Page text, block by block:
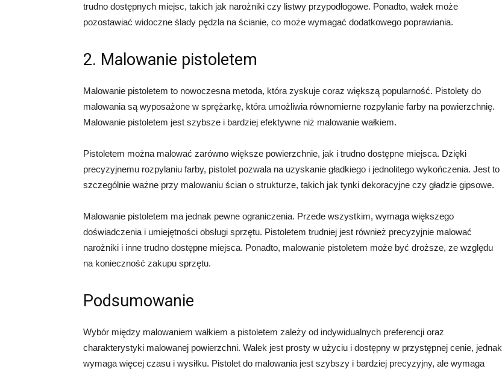
trudno dostępnych miejsc, takich jak narożniki czy listwy przypodłogowe. Ponadto, wałek może
pozostawiać widoczne ślady pędzla na ścianie, co może wymagać dodatkowego poprawiania.
2. Malowanie pistoletem
Malowanie pistoletem to nowoczesna metoda, która zyskuje coraz większą popularność. Pistolety do
malowania są wyposażone w sprężarkę, która umożliwia równomierne rozpylanie farby na powierzchnię.
Malowanie pistoletem jest szybsze i bardziej efektywne niż malowanie wałkiem.
Pistoletem można malować zarówno większe powierzchnie, jak i trudno dostępne miejsca. Dzięki
precyzyjnemu rozpylaniu farby, pistolet pozwala na uzyskanie gładkiego i jednolitego wykończenia. Jest to
szczególnie ważne przy malowaniu ścian o strukturze, takich jak tynki dekoracyjne czy gładzie gipsowe.
Malowanie pistoletem ma jednak pewne ograniczenia. Przede wszystkim, wymaga większego
doświadczenia i umiejętności obsługi sprzętu. Pistoletem trudniej jest również precyzyjnie malować
narożniki i inne trudno dostępne miejsca. Ponadto, malowanie pistoletem może być droższe, ze względu
na konieczność zakupu sprzętu.
Podsumowanie
Wybór między malowaniem wałkiem a pistoletem zależy od indywidualnych preferencji oraz
charakterystyki malowanej powierzchni. Wałek jest prosty w użyciu i dostępny w przystępnej cenie, jednak
wymaga więcej czasu i wysiłku. Pistolet do malowania jest szybszy i bardziej precyzyjny, ale wymaga